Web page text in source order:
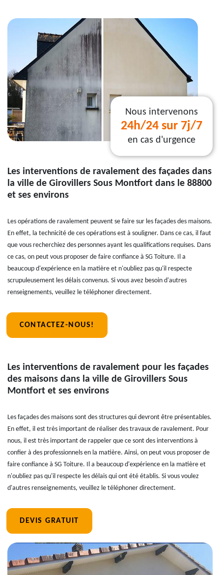
Nous intervenons
24h/24 sur 7j/7
en cas d'urgence
Les interventions de ravalement des façades dans
la ville de Girovillers Sous Montfort dans le 88800
et ses environs
Les opérations de ravalement peuvent se faire sur les façades des maisons.
En effet, la technicité de ces opérations est à souligner. Dans ce cas, il faut
que vous recherchiez des personnes ayant les qualifications requises. Dans
ce cas, on peut vous proposer de faire confiance à SG Toiture. Il a
beaucoup d'expérience en la matière et n'oubliez pas qu'il respecte
scrupuleusement les délais convenus. Si vous avez besoin d'autres
renseignements, veuillez le téléphoner directement.
CONTACTEZ-NOUS!
Les interventions de ravalement pour les façades
des maisons dans la ville de Girovillers Sous
Montfort et ses environs
Les façades des maisons sont des structures qui devront être présentables.
En effet, il est très important de réaliser des travaux de ravalement. Pour
nous, il est très important de rappeler que ce sont des interventions à
confier à des professionnels en la matière. Ainsi, on peut vous proposer de
faire confiance à SG Toiture. Il a beaucoup d'expérience en la matière et
n'oubliez pas qu'il respecte les délais qui ont été établis. Si vous voulez
d'autres renseignements, veuillez le téléphoner directement.
DEVIS GRATUIT